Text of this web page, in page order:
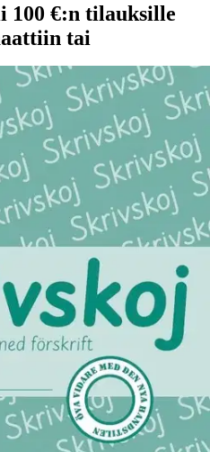
100 €:n tilauksille
tai
tuotteita.
övar olika ljud och ändelser.
Texterna kan även användas
avsedd för åk3